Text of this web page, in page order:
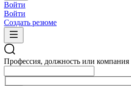
Войти
Войти
Создать резюме
Профессия, должность или компания